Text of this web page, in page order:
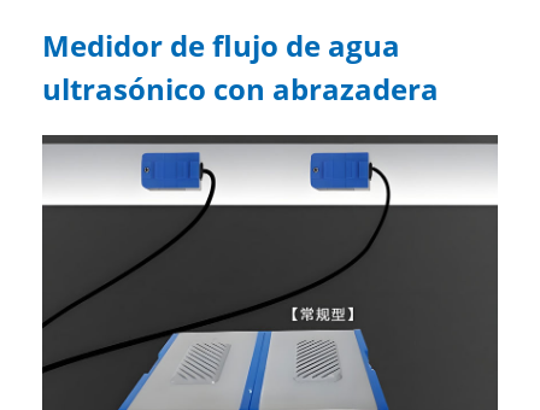
Medidor de flujo de agua
ultrasónico con abrazadera